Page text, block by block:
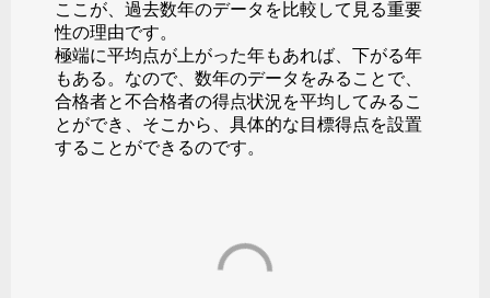
ここが、過去数年のデータを比較して見る重要
性の理由です。
極端に平均点が上がった年もあれば、下がる年
もある。なので、数年のデータをみることで、
合格者と不合格者の得点状況を平均してみるこ
とができ、そこから、具体的な目標得点を設置
することができるのです。